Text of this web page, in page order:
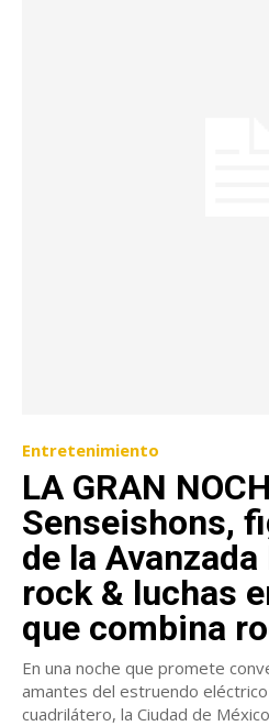
Entretenimiento
LA GRAN
Senseishons,
de la
rock & luchas
que combina
En una noche que promete
amantes del estruendo
cuadrilátero, la Ciudad de